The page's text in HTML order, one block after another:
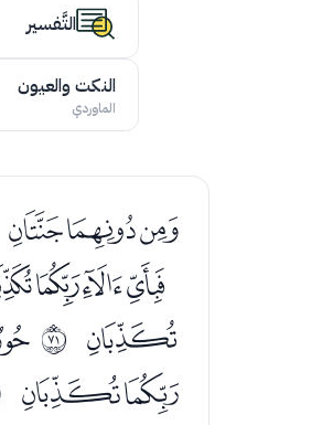
التَّفسير
النكت والعيون
الماوردي
ﯣﯤﯥ
ﭘ ﱆ
ﭭﭮ